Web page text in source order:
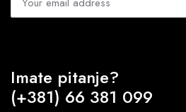
Imate pitanje?
(+381) 66 381 099